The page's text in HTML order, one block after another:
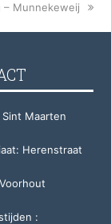
– Munnekeweij
Sint Maarten
Herenstraat
: